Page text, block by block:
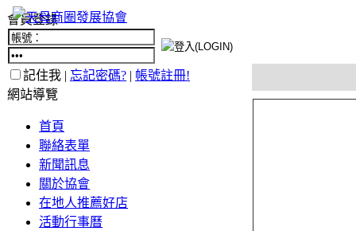
會員登錄
記住我 | 忘記密碼? | 帳號註冊!
網站導覽
首頁
聯絡表單
新聞訊息
關於協會
在地人推薦好店
活動行事曆